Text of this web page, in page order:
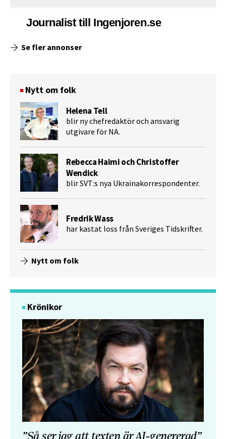
Journalist till Ingenjoren.se
Se fler annonser
Nytt om folk
Helena Tell
blir ny chefredaktör och ansvarig
utgivare för NA.
Rebecca Haimi och Christoffer
Wendick
blir SVT:s nya Ukrainakorrespondenter.
Fredrik Wass
har kastat loss från Sveriges Tidskrifter.
Nytt om folk
Krönikor